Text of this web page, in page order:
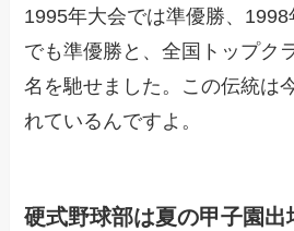
1995年大会では準優勝、
でも準優勝と、全国トップク
名を馳せました。この伝統は
れているんですよ。
硬式野球部は夏の甲子園出